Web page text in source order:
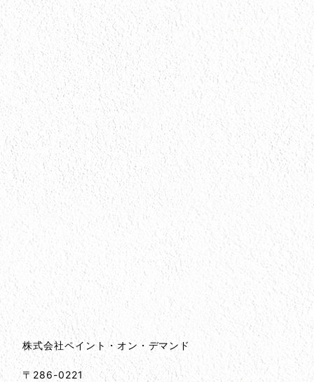
会社情報とサイトマップ
会社情報
株式会社ペイント・オン・デマンド
〒286-0221